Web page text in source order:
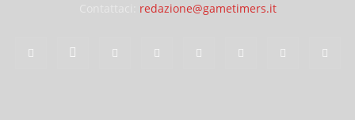
redazione@gametimers.it